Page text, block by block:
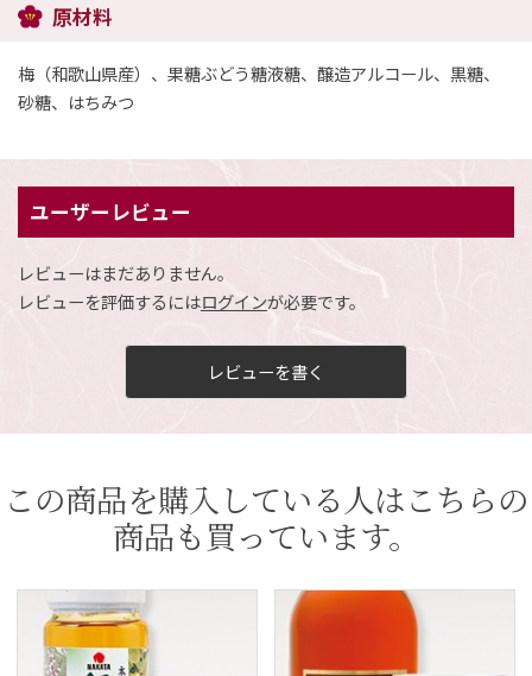
原材料
梅（和歌山県産）、果糖ぶどう糖液糖、醸造アルコール、黒糖、
砂糖、はちみつ
ユーザーレビュー
レビューはまだありません。
レビューを評価するにはログインが必要です。
レビューを書く
この商品を購入している人はこちらの
商品も買っています。